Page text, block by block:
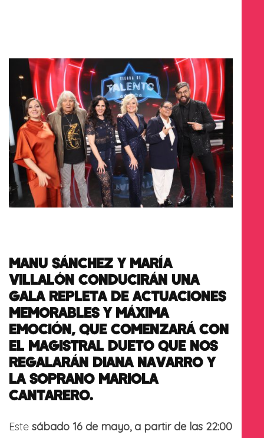
MANU SÁNCHEZ Y MARÍA
VILLALÓN CONDUCIRÁN UNA
GALA REPLETA DE ACTUACIONES
MEMORABLES Y MÁXIMA
EMOCIÓN, QUE COMENZARÁ CON
EL MAGISTRAL DUETO QUE NOS
REGALARÁN DIANA NAVARRO Y
LA SOPRANO MARIOLA
CANTARERO.
Este sábado 16 de mayo, a partir de las 22:00